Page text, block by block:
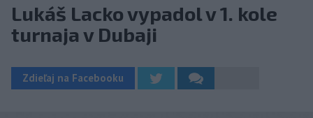
Lukáš Lacko vypadol v 1. kole
turnaja v Dubaji
Zdieľaj na Facebooku